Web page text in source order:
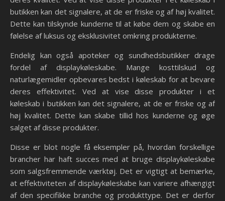
butikken kan det signalere, at de er friske og af høj kvalitet.
Dette kan tilskynde kunderne til at købe dem og skabe en
følelse af luksus og eksklusivitet omkring produkterne.
Endelig kan også apoteker og sundhedsbutikker drage
fordel af displaykøleskabe. Mange kosttilskud og
naturlægemidler opbevares bedst i køleskab for at bevare
deres effektivitet. Ved at vise disse produkter i et
køleskab i butikken kan det signalere, at de er friske og af
høj kvalitet. Dette kan skabe tillid hos kunderne og øge
salget af disse produkter.
Disse er blot nogle få eksempler på, hvordan forskellige
brancher har haft succes med at bruge displaykøleskabe
som salgsfremmende værktøj. Det er vigtigt at bemærke,
at effektiviteten af displaykøleskabe kan variere afhængigt
af den specifikke branche og produkttype. Det er derfor